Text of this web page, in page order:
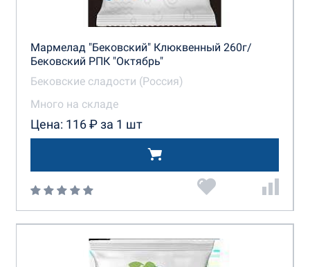
Мармелад "Бековский" Клюквенный 260г/
Бековский РПК "Октябрь"
Бековские сладости (Россия)
Много на складе
Цена: 116 ₽ за 1 шт